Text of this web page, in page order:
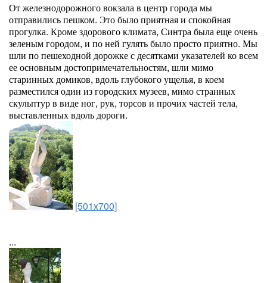
От железнодорожного вокзала в центр города мы
отправились пешком. Это было приятная и спокойная
прогулка. Кроме здорового климата, Синтра была еще очень
зеленым городом, и по ней гулять было просто приятно. Мы
шли по пешеходной дорожке с десятками указателей ко всем
ее основным достопримечательностям, шли мимо
старинных домиков, вдоль глубокого ущелья, в коем
разместился один из городских музеев, мимо странных
скульптур в виде ног, рук, торсов и прочих частей тела,
выставленных вдоль дороги.
[501x700]
...